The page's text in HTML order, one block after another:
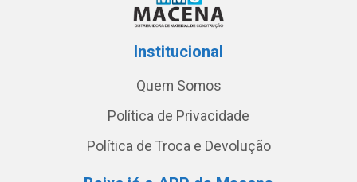
Institucional
Quem Somos
Política de Privacidade
Política de Troca e Devolução